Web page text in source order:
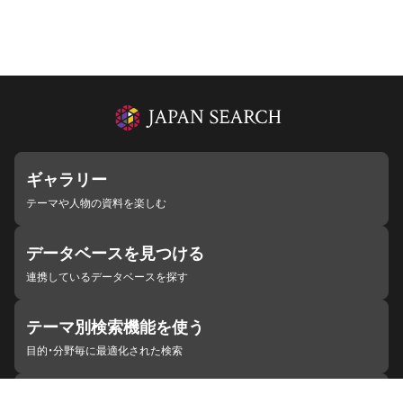
ギャラリー
テーマや人物の資料を楽しむ
データベースを見つける
連携しているデータベースを探す
テーマ別検索機能を使う
目的・分野毎に最適化された検索